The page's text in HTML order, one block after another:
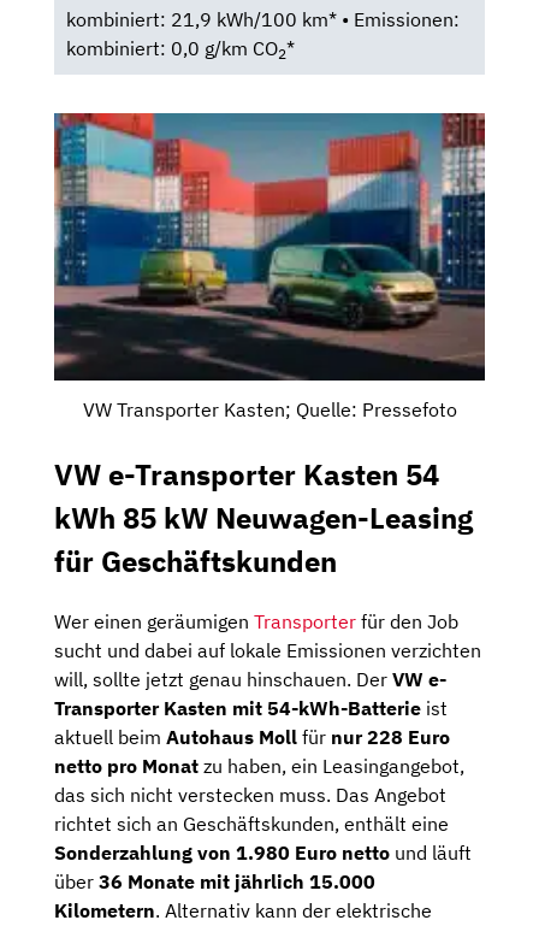
kombiniert: 21,9 kWh/100 km* • Emissionen:
kombiniert: 0,0 g/km CO2*
VW Transporter Kasten; Quelle: Pressefoto
VW e-Transporter Kasten 54
kWh 85 kW Neuwagen-Leasing
für Geschäftskunden
Wer einen geräumigen Transporter für den Job
sucht und dabei auf lokale Emissionen verzichten
will, sollte jetzt genau hinschauen. Der VW e-
Transporter Kasten mit 54-kWh-Batterie ist
aktuell beim Autohaus Moll für nur 228 Euro
netto pro Monat zu haben, ein Leasingangebot,
das sich nicht verstecken muss. Das Angebot
richtet sich an Geschäftskunden, enthält eine
Sonderzahlung von 1.980 Euro netto und läuft
über 36 Monate mit jährlich 15.000
Kilometern. Alternativ kann der elektrische